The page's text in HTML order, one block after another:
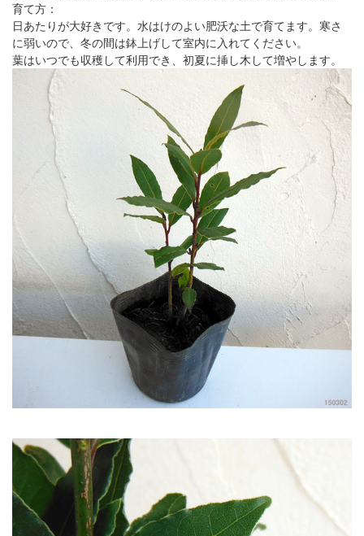
育て方：
日あたりが大好きです。水はけのよい肥沃な土で育てます。寒さ
に弱いので、冬の間は鉢上げして室内に入れてください。
葉はいつでも収穫して利用でき、初夏に挿し木して増やします。